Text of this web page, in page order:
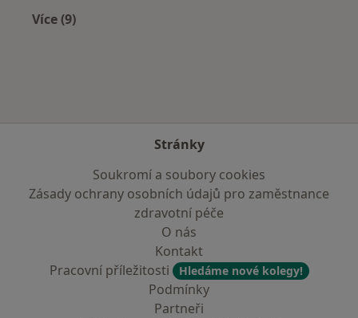
Více (9)
Stránky
Soukromí a soubory cookies
Zásady ochrany osobních údajů pro zaměstnance
zdravotní péče
O nás
Kontakt
Pracovní příležitosti
Hledáme nové kolegy!
Podmínky
Partneři